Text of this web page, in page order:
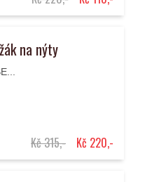
na nýty
Kč 315,- Kč 220,-